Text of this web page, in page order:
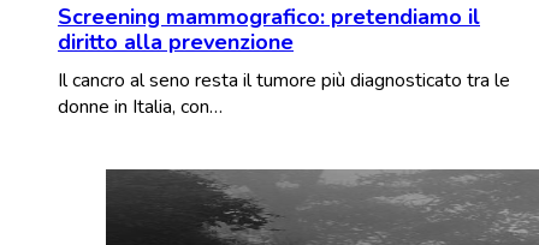
Screening mammografico: pretendiamo il
diritto alla prevenzione
Il cancro al seno resta il tumore più diagnosticato tra le
donne in Italia, con…